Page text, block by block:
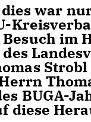
war
BUGA-
diese